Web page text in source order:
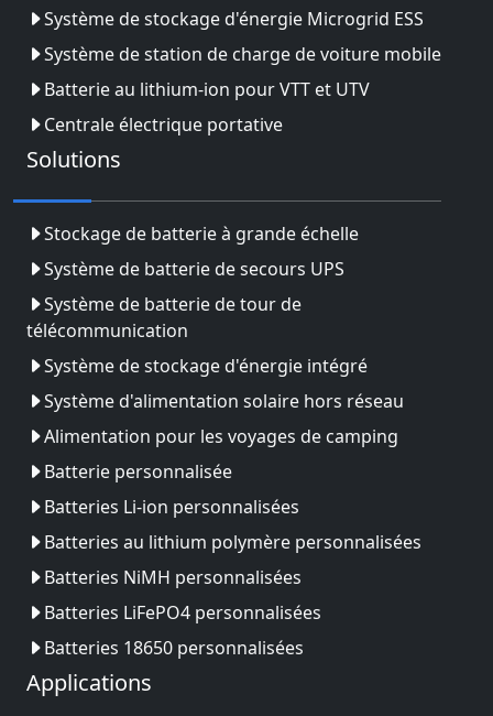
Système de stockage d'énergie Microgrid ESS
Système de station de charge de voiture mobile
Batterie au lithium-ion pour VTT et UTV
Centrale électrique portative
Solutions
Stockage de batterie à grande échelle
Système de batterie de secours UPS
Système de batterie de tour de
télécommunication
Système de stockage d'énergie intégré
Système d'alimentation solaire hors réseau
Alimentation pour les voyages de camping
Batterie personnalisée
Batteries Li-ion personnalisées
Batteries au lithium polymère personnalisées
Batteries NiMH personnalisées
Batteries LiFePO4 personnalisées
Batteries 18650 personnalisées
Applications